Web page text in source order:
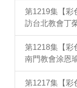
第1219集【彩
訪台北教會丁
第1218集【彩
南門教會涂恩
第1217集【彩